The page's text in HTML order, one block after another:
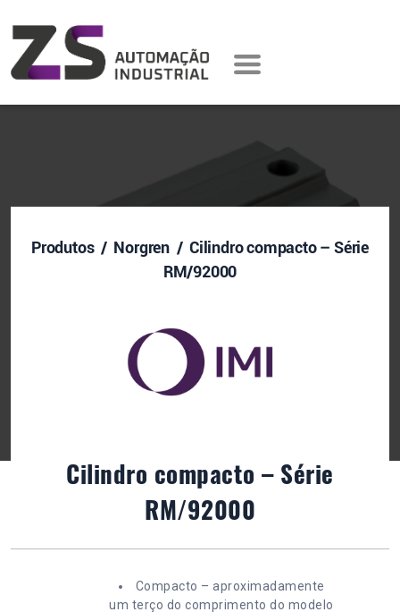
Produtos/ Norgren / Cilindro compacto – Série
RM/92000
Cilindro compacto – Série
RM/92000
Compacto – aproximadamente
um terço do comprimento do modelo